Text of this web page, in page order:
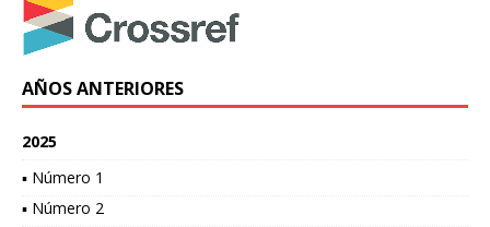
AÑOS ANTERIORES
2025
▪ Número 1
▪ Número 2